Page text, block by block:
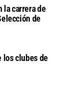
la carrera de
de
los clubes de